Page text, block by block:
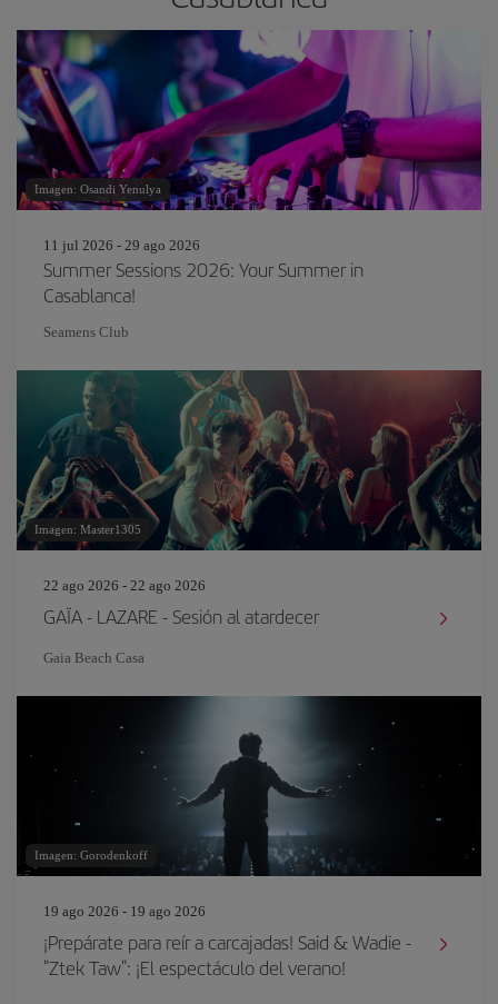
Imagen: Osandi Yenulya
11 jul 2026 - 29 ago 2026
Summer Sessions 2026: Your Summer in
Casablanca!
Seamens Club
Imagen: Master1305
22 ago 2026 - 22 ago 2026
GAÏA - LAZARE - Sesión al atardecer
Gaia Beach Casa
Imagen: Gorodenkoff
19 ago 2026 - 19 ago 2026
¡Prepárate para reír a carcajadas! Said & Wadie -
"Ztek Taw": ¡El espectáculo del verano!